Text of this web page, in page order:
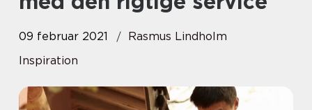
09 februar 2021
Rasmus Lindholm
Inspiration